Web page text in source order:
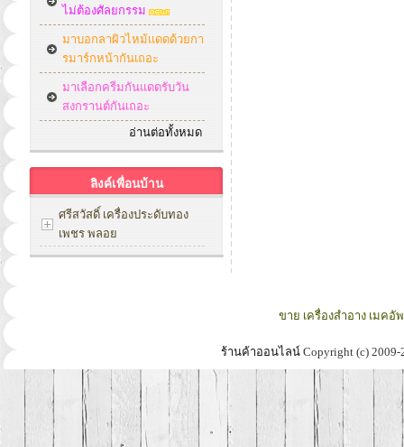
ไม่ต้องศัลยกรรม
มาบอกลาผิวไหม้แดดด้วยกา
รมาร์กหน้ากันเถอะ
มาเลือกครีมกันแดดรับวัน
สงกรานต์กันเถอะ
อ่านต่อทั้งหมด
ลิงค์เพื่อนบ้าน
ศรีสวัสดิ์ เครื่องประดับทอง
เพชร พลอย
ขาย เครื่องสำอาง เมค
ร้านค้าออนไลน์Copyright (c)